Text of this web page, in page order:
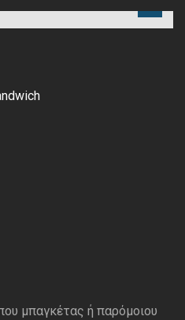
μπαγκέτας ή παρόμοιου